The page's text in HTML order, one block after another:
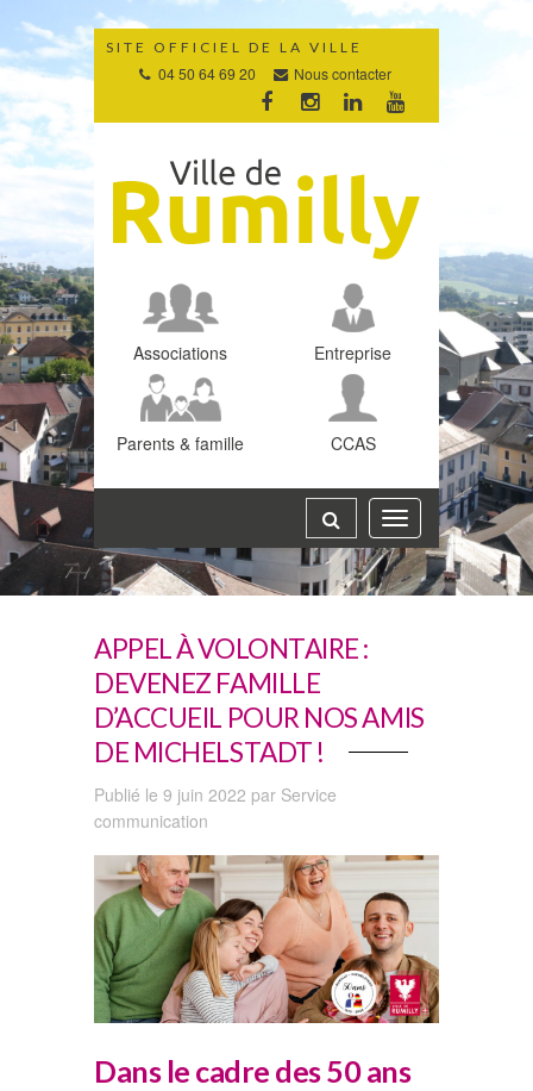
Gestion des traceurs
SITE OFFICIEL DE LA VILLE
04 50 64 69 20 Nous contacter
Lien
vers
compte
Facebook
Lien
vers
compte
Instagram
Lien
vers
compte
Linkedin
vers
Youtube
Associations Entreprise
Parents & famille CCAS
Toggle
navigation
APPEL À VOLONTAIRE :
DEVENEZ FAMILLE
D’ACCUEIL POUR NOS AMIS
DE MICHELSTADT !
Publié le 9 juin 2022 par Service
communication
Dans le cadre des 50 ans